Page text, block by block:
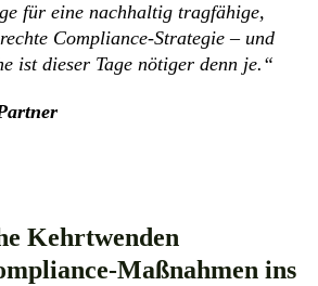
für eine nachhaltig tragfähige,
Compliance-Strategie – und
ist dieser Tage nötiger denn je.“
Kehrtwenden
Maßnahmen ins